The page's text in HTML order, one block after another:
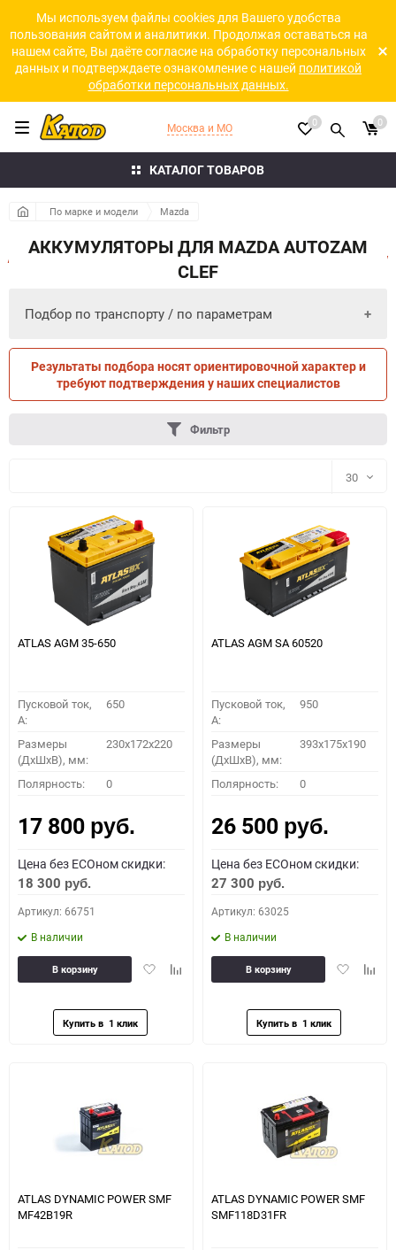
Мы используем файлы cookies для Вашего удобства
пользования сайтом и аналитики. Продолжая оставаться на
нашем сайте, Вы даёте согласие на обработку персональных
данных и подтверждаете ознакомление с нашей политикой
обработки персональных данных.
КАТАЛОГ ТОВАРОВ
Москва и МО 0 0
По марке и модели Mazda
АККУМУЛЯТОРЫ ДЛЯ MAZDA AUTOZAM
CLEF
Подбор по транспорту / по параметрам
ПО ТРАНСПОРТУ ПО ПАРАМЕТРАМ
ПОДОБРАТЬ
Как определить полярность?
0 - обратная 1 - прямая 3 - обратная 4 - прямая
Результаты подбора носят ориентировочной характер и
требуют подтверждения у наших специалистов
Фильтр
30
30
60
ATLAS AGM 35-650
Пусковой ток,
A:
650
Размеры
(ДхШхВ), мм:
230x172x220
Полярность: 0
17 800 руб.
Цена без ECOном скидки:
18 300 руб.
Артикул: 66751
В наличии
ДобавитьДобавить
В корзину
ATLAS AGM SA 60520
Пусковой ток,
A:
950
Размеры
(ДхШхВ), мм:
393x175x190
Полярность: 0
26 500 руб.
Цена без ECOном скидки:
27 300 руб.
Артикул: 63025
В наличии
Добавить
В корзину
ATLAS DYNAMIC POWER SMF
MF42B19R
ATLAS DYNAMIC POWER SMF
SMF118D31FR